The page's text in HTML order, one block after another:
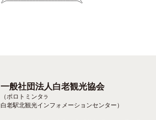
一般社団法人白老観光協会
（ポロトミンタ ラ
白老駅北観光インフォメーションセンター）